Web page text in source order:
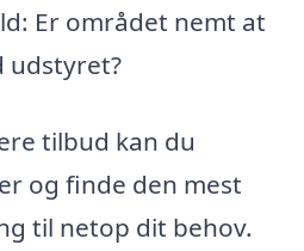
Er området nemt at
udstyret?
tilbud kan du
og finde den mest
til netop dit behov.